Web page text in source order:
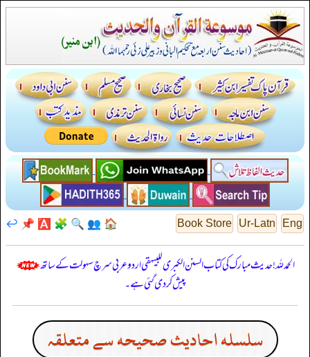
Eng
Ur-Latn
Book Store
🏠
👥
🔍
🧩
🅰️
📌
↩️
الحمدللہ! حدیث مبارک کی کتاب السنن الكبرى للبيهقي اردو عربی سرچ سہولت کے ساتھ
پیش کر دی گئی ہے۔
سلسله احاديث صحيحه سے متعلقہ